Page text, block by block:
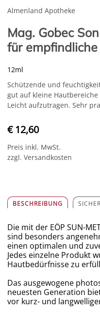
Almenland Apotheke
Mag. Gobec
für
12ml
Schützende und
gut auf kleine
Leicht aufzutragen. Sehr
€ 12,60
Preis inkl. MwSt.
zzgl. Versandkosten
BESCHREIBUNG
Die mit der EÖP SUN-
sind besonders
einen optimalen und
Jedes einzelne Produkt
Hautbedürfnisse zu
Das ausgewogene
neuesten Generation
vor kurz- und